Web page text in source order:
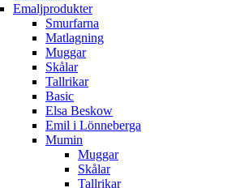
Emaljprodukter
Smurfarna
Matlagning
Muggar
Skålar
Tallrikar
Basic
Elsa Beskow
Emil i Lönneberga
Mumin
Muggar
Skålar
Tallrikar